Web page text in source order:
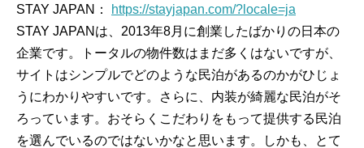
STAY JAPAN：
https://stayjapan.com/?locale=ja
STAY JAPANは、2013年8月に創業したばかりの日本の
企業です。トータルの物件数はまだ多くはないですが、
サイトはシンプルでどのような民泊があるのかがひじょ
うにわかりやすいです。さらに、内装が綺麗な民泊がそ
ろっています。おそらくこだわりをもって提供する民泊
を選んでいるのではないかなと思います。しかも、とて